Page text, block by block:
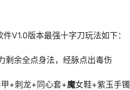
件V1.0版本最强十字刀玩法如下：
剩余全点身法，经脉点出毒伤
+刺龙+同心套+魔女鞋+紫玉手镯